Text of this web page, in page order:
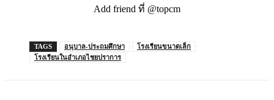
Add friend ที่ @topcm
TAGS อนุบาล-ประถมศึกษา
โรงเรียนขนาดเล็ก
โรงเรียนในอำเภอไชยปราการ